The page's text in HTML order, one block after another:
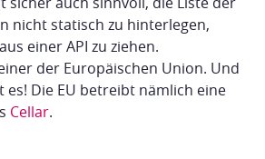
nicht statisch zu hinterlegen,
einer API zu ziehen.
der Europäischen Union. Und
es! Die EU betreibt nämlich eine
Cellar.